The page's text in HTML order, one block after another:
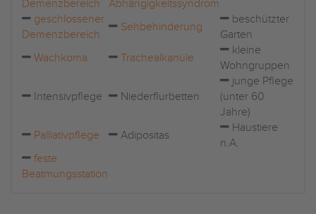
Demenzbereich
Abhängigkeitssyndrom
geschlossener
Demenzbereich
Sehbehinderung
beschützter
Garten
Wachkoma
Trachealkanüle
kleine
Wohngruppen
Intensivpflege Niederflurbetten
junge Pflege
(unter 60
Jahre)
Palliativpflege
Adipositas
Haustiere
n.A.
feste
Beatmungsstation